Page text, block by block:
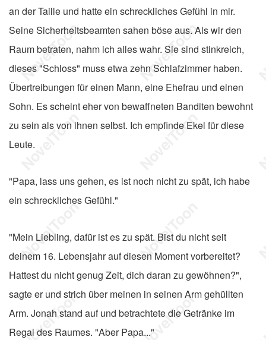
an der Taille und hatte ein schreckliches Gefühl in mir.
Seine Sicherheitsbeamten sahen böse aus. Als wir den
Raum betraten, nahm ich alles wahr. Sie sind stinkreich,
dieses "Schloss" muss etwa zehn Schlafzimmer haben.
Übertreibungen für einen Mann, eine Ehefrau und einen
Sohn. Es scheint eher von bewaffneten Banditen bewohnt
zu sein als von ihnen selbst. Ich empfinde Ekel für diese
Leute.
"Papa, lass uns gehen, es ist noch nicht zu spät, ich habe
ein schreckliches Gefühl."
"Mein Liebling, dafür ist es zu spät. Bist du nicht seit
deinem 16. Lebensjahr auf diesen Moment vorbereitet?
Hattest du nicht genug Zeit, dich daran zu gewöhnen?",
sagte er und strich über meinen in seinen Arm gehüllten
Arm. Jonah stand auf und betrachtete die Getränke im
Regal des Raumes. "Aber Papa..."